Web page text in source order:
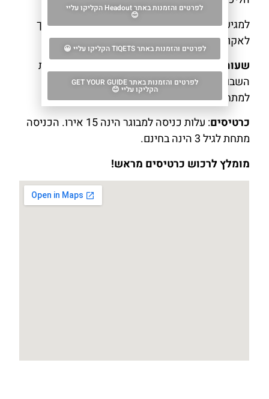
למגיעים עם רכב ישנה חנייה זמינה בתשלום בסמוך
לאקווריום.
שעות פתיחה
: האקווריום פתוח למבקרים כל ימות
השבוע בין השעות 10:00-18:00. כניסה אחרונה
למתחם בשעה 17:00.
כרטיסים
: עלות כניסה למבוגר הינה 15 אירו. הכניסה
מתחת לגיל 3 הינה בחינם.
מומלץ לרכוש כרטיסים מראש!
לפרטים והזמנות באתר Headout הקליקו עליי
😊
לפרטים והזמנות באתר TIQETS הקליקו עליי 😀
לפרטים והזמנות באתר GET YOUR GUIDE
הקליקו עליי 😊